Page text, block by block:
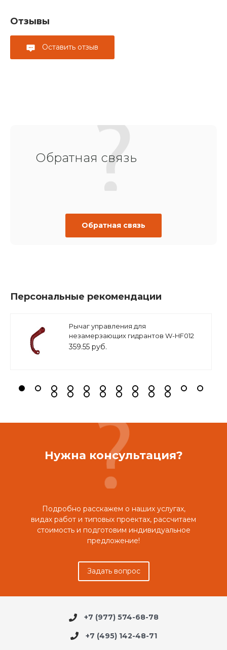
Отзывы
Оставить отзыв
Обратная связь
Обратная связь
Персональные рекомендации
Рычаг управления для
незамерзающих гидрантов W-HF012
(арт. W-HL01) / Запчасть для
359.55 руб.
Нужна консультация?
Подробно расскажем о наших услугах,
видах работ и типовых проектах, рассчитаем
стоимость и подготовим индивидуальное
предложение!
Задать вопрос
+7 (977) 574-68-78
+7 (495) 142-48-71